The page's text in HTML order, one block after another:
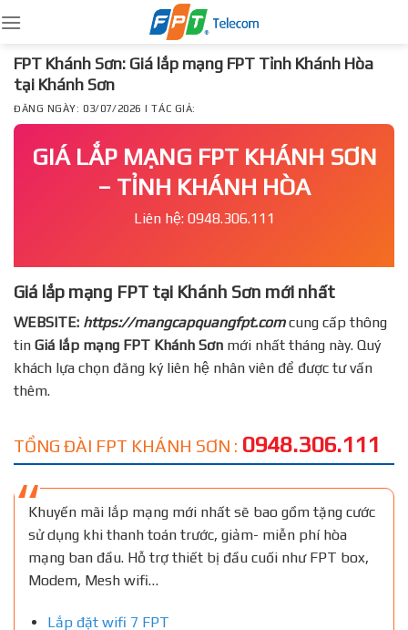
to
content
FPT Khánh Sơn: Giá lắp mạng FPT Tỉnh Khánh Hòa
tại Khánh Sơn
ĐĂNG NGÀY: 03/07/2026 | TÁC GIẢ:
GIÁ LẮP MẠNG FPT KHÁNH SƠN
– TỈNH KHÁNH HÒA
Liên hệ: 0948.306.111
Giá lắp mạng FPT tại Khánh Sơn mới nhất
WEBSITE: https://mangcapquangfpt.comcung cấp thông
tin Giá lắp mạng FPT Khánh Sơn mới nhất tháng này. Quý
khách lựa chọn đăng ký liên hệ nhân viên để được tư vấn
thêm.
TỔNG ĐÀI FPT KHÁNH SƠN : 0948.306.111
Khuyến mãi lắp mạng mới nhất sẽ bao gồm tặng cước
sử dụng khi thanh toán trước, giảm- miễn phí hòa
mạng ban đầu. Hỗ trợ thiết bị đầu cuối như FPT box,
Modem, Mesh wifi…
Lắp đặt wifi 7 FPT